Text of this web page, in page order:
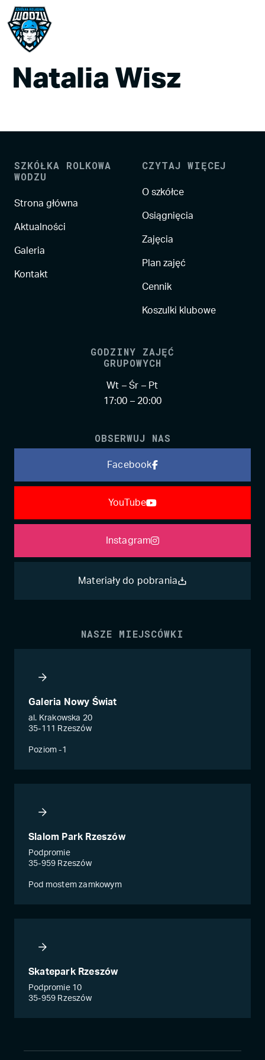
Natalia Wisz
SZKÓŁKA ROLKOWA
WODZU
Strona główna
Aktualności
Galeria
Kontakt
CZYTAJ WIĘCEJ
O szkółce
Osiągnięcia
Zajęcia
Plan zajęć
Cennik
Koszulki klubowe
GODZINY ZAJĘĆ
GRUPOWYCH
Wt – Śr – Pt
17:00 – 20:00
OBSERWUJ NAS
Facebook
YouTube
Instagram
Materiały do pobrania
NASZE MIEJSCÓWKI
Galeria Nowy Świat
al. Krakowska 20
35-111 Rzeszów
Poziom -1
Slalom Park Rzeszów
Podpromie
35-959 Rzeszów
Pod mostem zamkowym
Skatepark Rzeszów
Podpromie 10
35-959 Rzeszów